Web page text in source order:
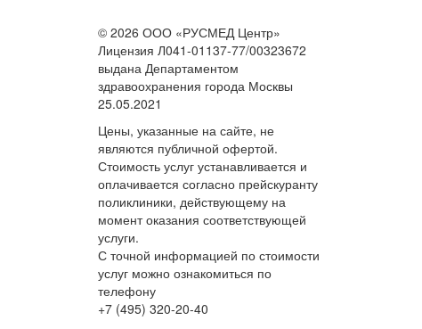
© 2026 ООО «РУСМЕД Центр»
Лицензия Л041-01137-77/00323672
выдана Департаментом
здравоохранения города Москвы
25.05.2021
Цены, указанные на сайте, не
являются публичной офертой.
Стоимость услуг устанавливается и
оплачивается согласно прейскуранту
поликлиники, действующему на
момент оказания соответствующей
услуги.
С точной информацией по стоимости
услуг можно ознакомиться по
телефону
+7 (495) 320-20-40